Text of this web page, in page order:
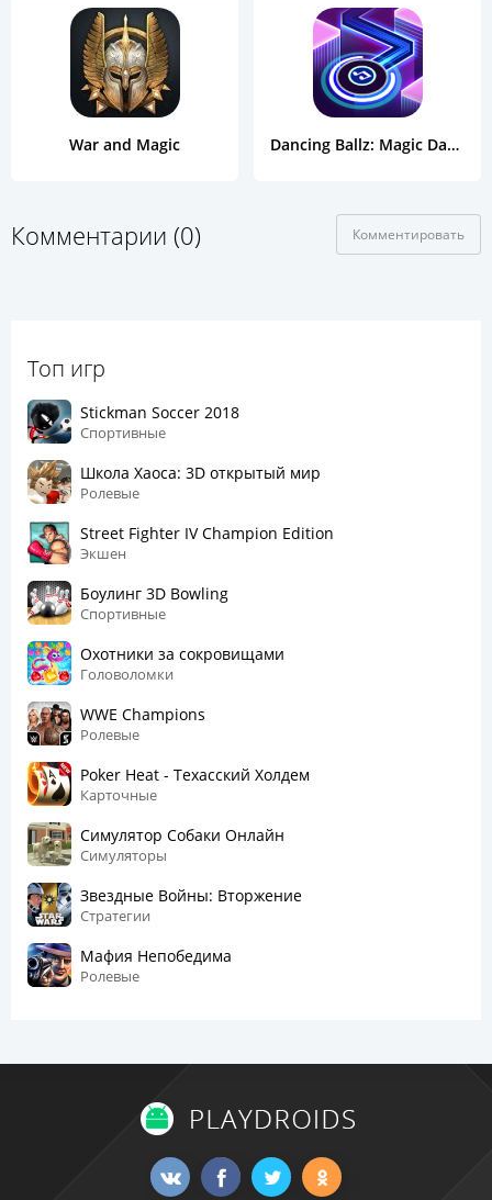
War and Magic Dancing Ballz: Magic Dance Line Tiles Game
Комментарии (0) Комментировать
Топ игр
Stickman Soccer 2018
Спортивные
Школа Хаоса: 3D открытый мир
Ролевые
Street Fighter IV Champion Edition
Экшен
Боулинг 3D Bowling
Спортивные
Охотники за сокровищами
Головоломки
WWE Champions
Ролевые
Poker Heat - Техасский Холдем
Карточные
Симулятор Собаки Онлайн
Симуляторы
Звездные Войны: Вторжение
Стратегии
Мафия Непобедима
Ролевые